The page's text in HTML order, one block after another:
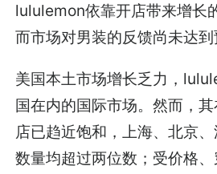
lululemon依靠开店带来增长
而市场对男装的反馈尚未达到
美国本土市场增长乏力，
国在内的国际市场。然而，
店已趋近饱和，上海、北京
数量均超过两位数；受价格